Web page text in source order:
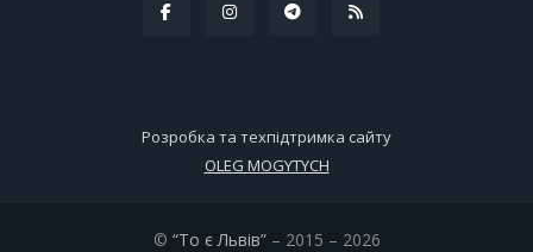
Розробка та техпідтримка сайту
OLEG MOGYTYCH
© “То є Львів”– 2015 – 2026